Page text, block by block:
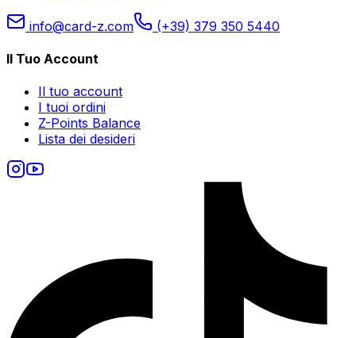
info@card-z.com (+39) 379 350 5440
Il Tuo Account
Il tuo account
I tuoi ordini
Z-Points Balance
Lista dei desideri